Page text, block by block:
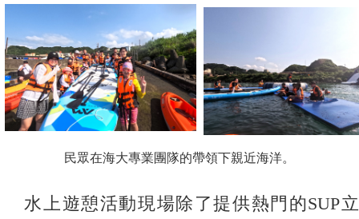
民眾在海大專業團隊的帶領下親近海洋。
水上遊憩活動現場除了提供熱門的SUP立